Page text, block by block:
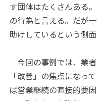
す団体はたくさんある
の行為と言える。だが
助けしているという側
今回の事例では、業
「改善」の焦点になっ
ば営業継続の直接的要